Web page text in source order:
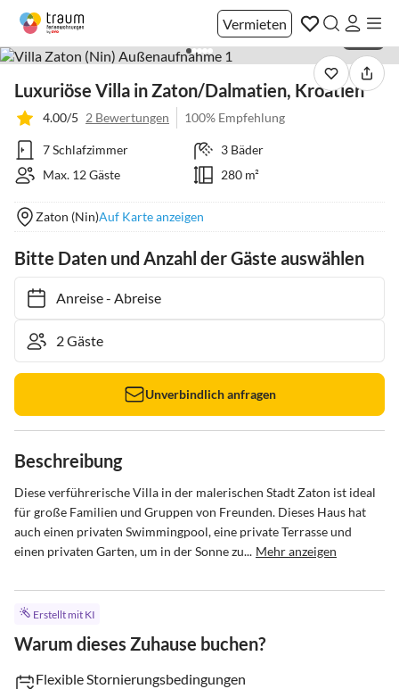
Vermieten
Luxuriöse Villa in Zaton/Dalmatien, Kroatien
4.00/5 2 Bewertungen 100% Empfehlung
7 Schlafzimmer
3 Bäder
Max. 12 Gäste
280 m²
Zaton (Nin)Auf Karte anzeigen
Bitte Daten und Anzahl der Gäste auswählen
Anreise- Abreise
Unverbindlich anfragen
Beschreibung
Diese verführerische Villa in der malerischen Stadt Zaton ist ideal
für große Familien und Gruppen von Freunden. Dieses Haus hat
auch einen privaten Swimmingpool, eine private Terrasse und
einen privaten Garten, um in der Sonne zu... Mehr anzeigen
Erstellt mit KI
Warum dieses Zuhause buchen?
Flexible Stornierungsbedingungen